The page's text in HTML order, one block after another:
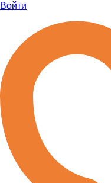
Войти